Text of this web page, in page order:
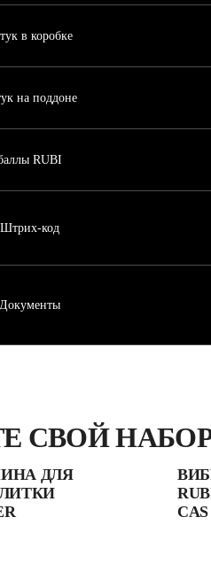
в коробке
на поддоне
RUBI
Штрих-код
Документы
СВОЙ
ДЛЯ
CAS